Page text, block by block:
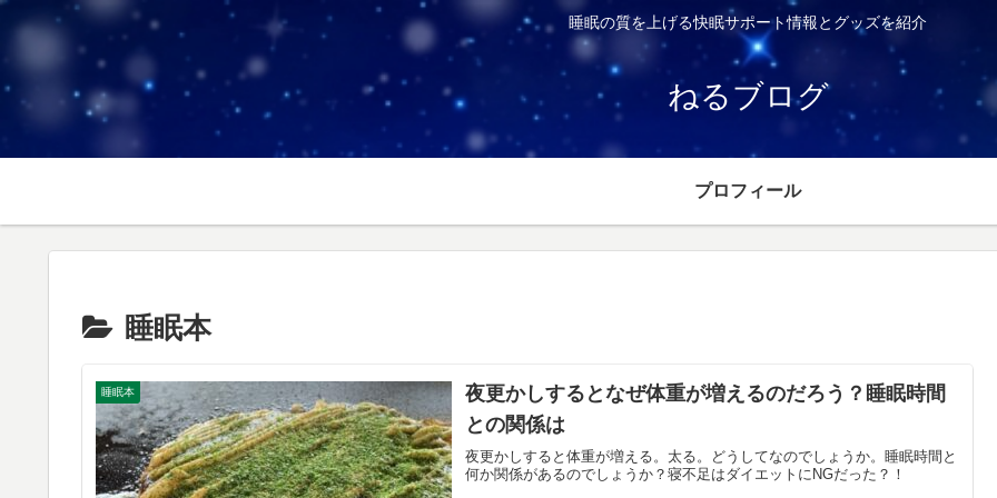
睡眠の質を上げる快眠サポート情報とグッズを紹介
ねるブログ
プロフィール
睡眠本
睡眠本
夜更かしするとなぜ体重が増えるのだろう？睡眠時間
との関係は
夜更かしすると体重が増える。太る。どうしてなのでしょうか。睡眠時間と
何か関係があるのでしょうか？寝不足はダイエットにNGだった？！